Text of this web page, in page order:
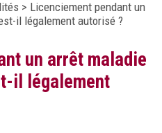
> Licenciement pendant un
il légalement autorisé ?
un arrêt maladie
il légalement